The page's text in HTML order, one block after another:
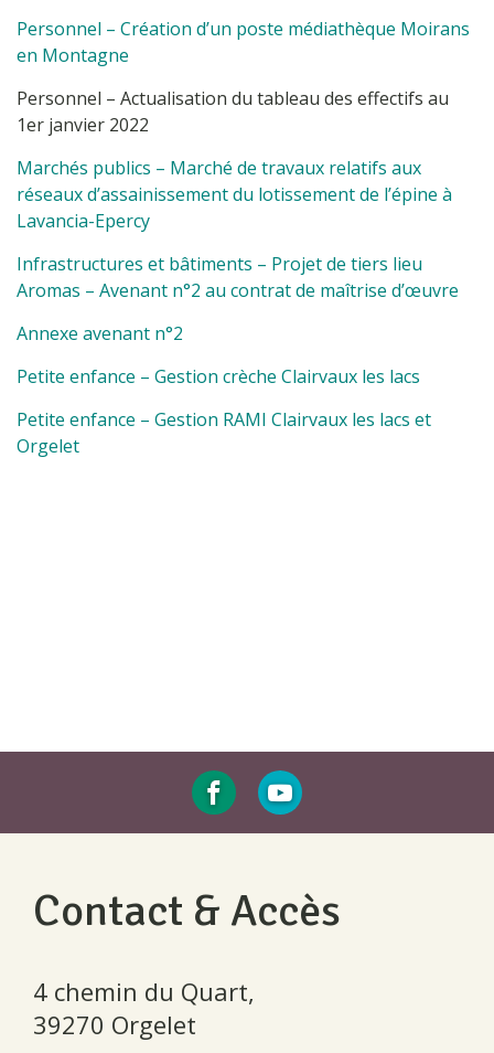
Personnel – Création d’un poste médiathèque Moirans
en Montagne
Personnel – Actualisation du tableau des effectifs au
1er janvier 2022
Marchés publics – Marché de travaux relatifs aux
réseaux d’assainissement du lotissement de l’épine à
Lavancia-Epercy
Infrastructures et bâtiments – Projet de tiers lieu
Aromas – Avenant n°2 au contrat de maîtrise d’œuvre
Annexe avenant n°2
Petite enfance – Gestion crèche Clairvaux les lacs
Petite enfance – Gestion RAMI Clairvaux les lacs et
Orgelet
Contact & Accès
4 chemin du Quart,
39270 Orgelet